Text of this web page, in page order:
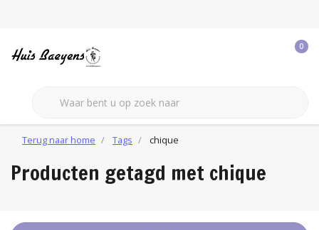
0
Terug naar home Tags chique
Producten getagd met chique